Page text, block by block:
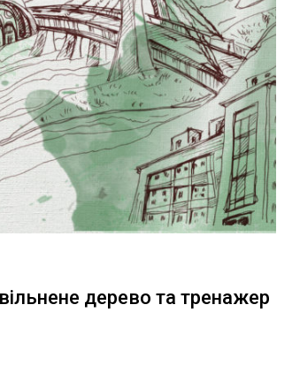
дерево та тренажер